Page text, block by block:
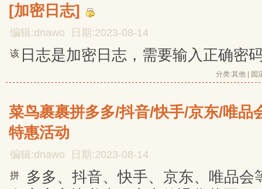
[加密日志]
编辑:dnawo 日期:2023-08-14
该 日志是加密日志，需要输入正确密
分类:其他 固
菜鸟裹裹拼多多/抖音/快手/京东/唯品
特惠活动
编辑:dnawo 日期:2023-08-14
拼
多多、抖音、快手、京东、唯品会